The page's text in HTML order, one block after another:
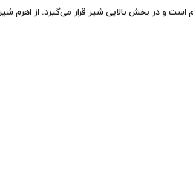
است و در بخش بالایی شیر قرار می‌گیرد. از اهرم